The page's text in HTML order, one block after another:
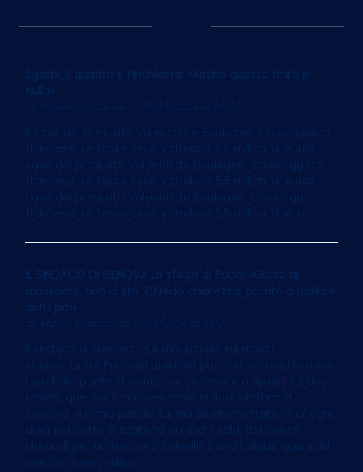
Sgarbi, il quadro e l’inchiesta: «Anche questa finirà in
nulla»
on 13/05/2024 at 06:07
Il caso del presunto Valentin de Boulogne, caravaggista
francese: se fosse vero, varrebbe 5,5 milioni di euroIl
caso del presunto Valentin de Boulogne, caravaggista
francese: se fosse vero, varrebbe 5,5 milioni di euroIl
caso del presunto Valentin de Boulogne, caravaggista
francese: se fosse vero, varrebbe 5,5 milioni di euro
IL SINDACO DI GENOVA Lo sfogo di Bucci: «Gioco al
massacro, non ci sto. Chiedo chiarezza, pronto a parlare
con i pm»
Marco Imarisio on 13/05/2024 at 06:07
Il sindaco di Genova: «Le mie parole sui maiali
intercettate? Per ogni area nel porto si scatena la rissa.
I soldi del ponte Morandi per un favore a Spinelli? È una
falsità, quei soldi non c’entrano nulla»Il sindaco di
Genova: «Le mie parole sui maiali intercettate? Per ogni
area nel porto si scatena la rissa. I soldi del ponte
Morandi per un favore a Spinelli? È una falsità, quei soldi
non c’entrano nulla»